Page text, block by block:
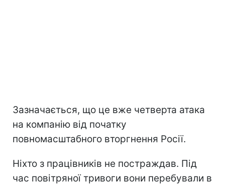
Зазначається, що це вже четверта атака
на компанію від початку
повномасштабного вторгнення Росії.
Ніхто з працівників не постраждав. Під
час повітряної тривоги вони перебували в